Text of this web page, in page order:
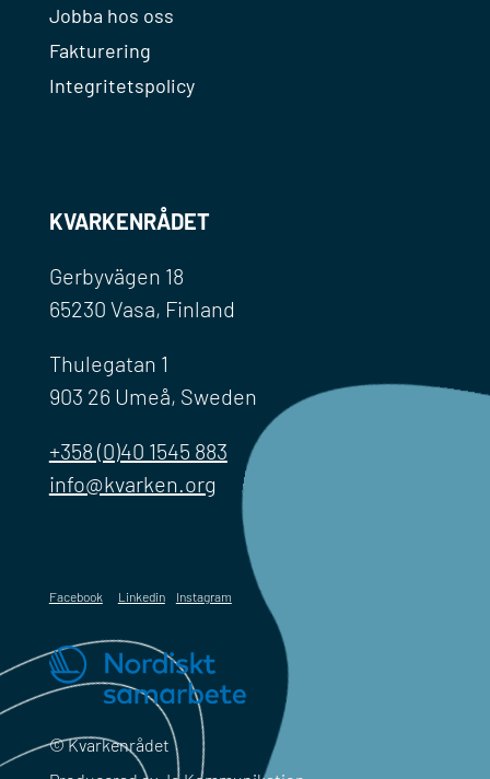
Jobba hos oss
Fakturering
Integritetspolicy
KVARKENRÅDET
Gerbyvägen 18
65230 Vasa, Finland
Thulegatan 1
903 26 Umeå, Sweden
+358 (0)40 1545 883
info@kvarken.org
Facebook Linkedin Instagram
© Kvarkenrådet